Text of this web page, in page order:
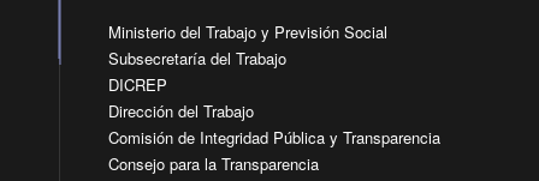
Ministerio del Trabajo y Previsión Social
Subsecretaría del Trabajo
DICREP
Dirección del Trabajo
Comisión de Integridad Pública y Transparencia
Consejo para la Transparencia